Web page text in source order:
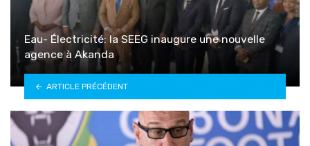
Eau- Électricité: la SEEG inaugure une nouvelle
agence à Akanda
ARTICLE PRÉCÉDENT